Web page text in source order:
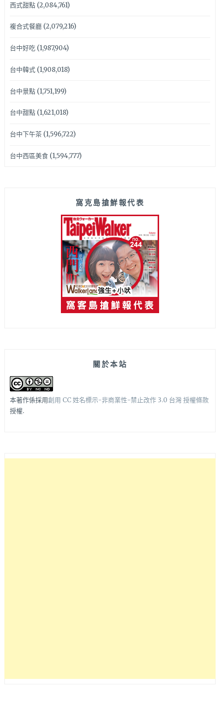
西式甜點(2,084,761)
複合式餐廳(2,079,216)
台中好吃(1,987,904)
台中韓式(1,908,018)
台中景點(1,751,199)
台中甜點(1,621,018)
台中下午茶(1,596,722)
台中西區美食(1,594,777)
窩克島搶鮮報代表
關於本站
本著作係採用創用 CC 姓名標示-非商業性-禁止改作 3.0 台灣 授權條款
授權.